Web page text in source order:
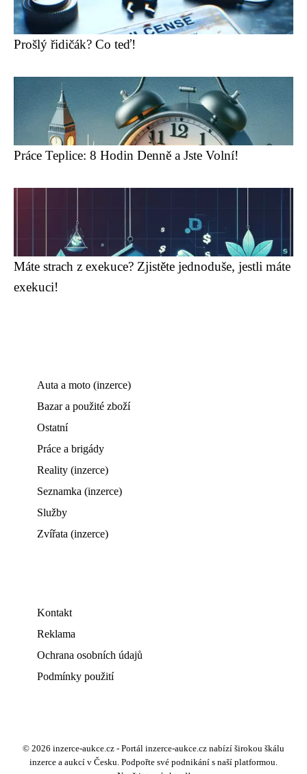
Prošlý řidičák? Co teď!
Práce Teplice: 8 Hodin Denně a Jste Volní!
Máte strach z exekuce? Zjistěte jednoduše, jestli máte
exekuci!
Auta a moto (inzerce)
Bazar a použité zboží
Ostatní
Práce a brigády
Reality (inzerce)
Seznamka (inzerce)
Služby
Zvířata (inzerce)
Kontakt
Reklama
Ochrana osobních údajů
Podmínky použití
© 2026 inzerce-aukce.cz - Portál inzerce-aukce.cz nabízí širokou škálu
inzerce a aukcí v Česku. Podpořte své podnikání s naší platformou.